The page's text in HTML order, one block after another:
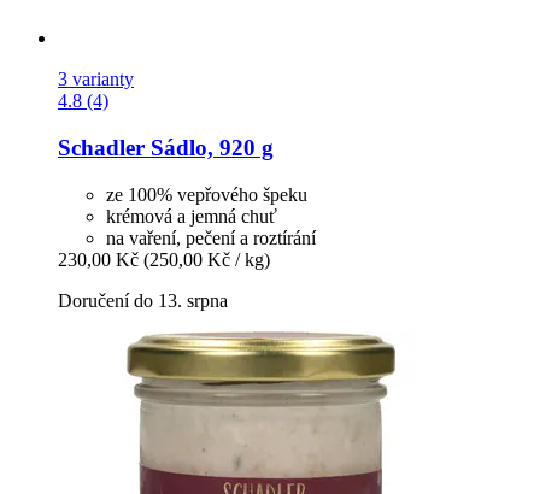
3 varianty
4.8 (4)
Schadler Sádlo, 920 g
ze 100% vepřového špeku
krémová a jemná chuť
na vaření, pečení a roztírání
230,00 Kč (250,00 Kč / kg)
Doručení do 13. srpna